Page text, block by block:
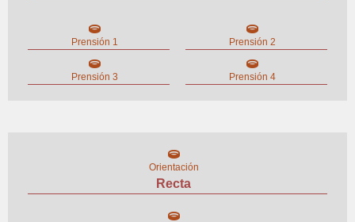
Prensión 1 Prensión 2
Prensión 3 Prensión 4
Orientación
Recta